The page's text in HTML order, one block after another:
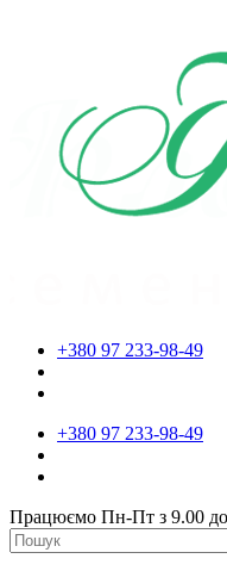
+380 97 233-98-49
+380 97 233-98-49
Працюємо Пн-Пт з 9.00